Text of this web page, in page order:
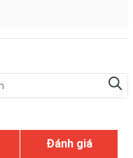
Đánh giá